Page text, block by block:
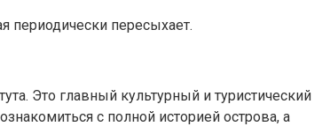
периодически пересыхает.
Это главный культурный и туристический
с полной историей острова, а